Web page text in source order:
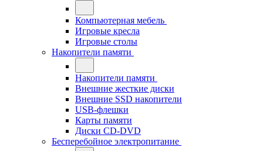
Компьютерная мебель
Игровые кресла
Игровые столы
Накопители памяти
Накопители памяти
Внешние жесткие диски
Внешние SSD накопители
USB-флешки
Карты памяти
Диски CD-DVD
Бесперебойное электропитание